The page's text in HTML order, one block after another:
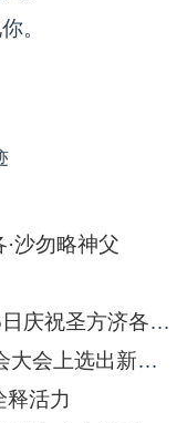
。
沙勿略神父
数百名青年人将于8月4日至6日庆祝圣方济各·沙勿略诞生五百年
方济各加布遣会在第83届修会大会上选出新的总会长
活力